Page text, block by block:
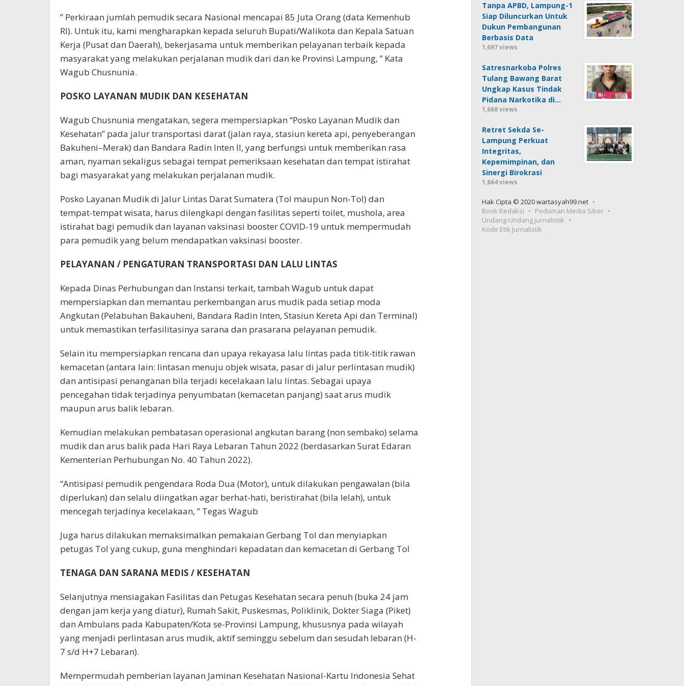
” Perkiraan jumlah pemudik secara Nasional mencapai 85 Juta Orang (data Kemenhub
RI). Untuk itu, kami mengharapkan kepada seluruh Bupati/Walikota dan Kepala Satuan
Kerja (Pusat dan Daerah), bekerjasama untuk memberikan pelayanan terbaik kepada
masyarakat yang melakukan perjalanan mudik dari dan ke Provinsi Lampung, ” Kata
Wagub Chusnunia.
POSKO LAYANAN MUDIK DAN KESEHATAN
Wagub Chusnunia mengatakan, segera mempersiapkan “Posko Layanan Mudik dan
Kesehatan” pada jalur transportasi darat (jalan raya, stasiun kereta api, penyeberangan
Bakuheni–Merak) dan Bandara Radin Inten II, yang berfungsi untuk memberikan rasa
aman, nyaman sekaligus sebagai tempat pemeriksaan kesehatan dan tempat istirahat
bagi masyarakat yang melakukan perjalanan mudik.
Posko Layanan Mudik di Jalur Lintas Darat Sumatera (Tol maupun Non-Tol) dan
tempat-tempat wisata, harus dilengkapi dengan fasilitas seperti toilet, mushola, area
istirahat bagi pemudik dan layanan vaksinasi booster COVID-19 untuk mempermudah
para pemudik yang belum mendapatkan vaksinasi booster.
PELAYANAN / PENGATURAN TRANSPORTASI DAN LALU LINTAS
Kepada Dinas Perhubungan dan Instansi terkait, tambah Wagub untuk dapat
mempersiapkan dan memantau perkembangan arus mudik pada setiap moda
Angkutan (Pelabuhan Bakauheni, Bandara Radin Inten, Stasiun Kereta Api dan Terminal)
untuk memastikan terfasilitasinya sarana dan prasarana pelayanan pemudik.
Selain itu mempersiapkan rencana dan upaya rekayasa lalu lintas pada titik-titik rawan
kemacetan (antara lain: lintasan menuju objek wisata, pasar di jalur perlintasan mudik)
dan antisipasi penanganan bila terjadi kecelakaan lalu lintas. Sebagai upaya
pencegahan tidak terjadinya penyumbatan (kemacetan panjang) saat arus mudik
maupun arus balik lebaran.
Kemudian melakukan pembatasan operasional angkutan barang (non sembako) selama
mudik dan arus balik pada Hari Raya Lebaran Tahun 2022 (berdasarkan Surat Edaran
Kementerian Perhubungan No. 40 Tahun 2022).
“Antisipasi pemudik pengendara Roda Dua (Motor), untuk dilakukan pengawalan (bila
diperlukan) dan selalu diingatkan agar berhat-hati, beristirahat (bila lelah), untuk
mencegah terjadinya kecelakaan, ” Tegas Wagub
Juga harus dilakukan memaksimalkan pemakaian Gerbang Tol dan menyiapkan
petugas Tol yang cukup, guna menghindari kepadatan dan kemacetan di Gerbang Tol
TENAGA DAN SARANA MEDIS / KESEHATAN
Selanjutnya mensiagakan Fasilitas dan Petugas Kesehatan secara penuh (buka 24 jam
dengan jam kerja yang diatur), Rumah Sakit, Puskesmas, Poliklinik, Dokter Siaga (Piket)
dan Ambulans pada Kabupaten/Kota se-Provinsi Lampung, khususnya pada wilayah
yang menjadi perlintasan arus mudik, aktif seminggu sebelum dan sesudah lebaran (H-
7 s/d H+7 Lebaran).
Mempermudah pemberian layanan Jaminan Kesehatan Nasional-Kartu Indonesia Sehat
Tanpa APBD, Lampung-1
Siap Diluncurkan Untuk
Dukun Pembangunan
Berbasis Data
1,697 views
Satresnarkoba Polres
Tulang Bawang Barat
Ungkap Kasus Tindak
Pidana Narkotika di…
1,668 views
Retret Sekda Se-
Lampung Perkuat
Integritas,
Kepemimpinan, dan
Sinergi Birokrasi
1,664 views
Hak Cipta © 2020 wartasyah99.net
Book Redaksi
Pedoman Media Siber
Undang-Undang Jurnalistik
Kode Etik Jurnalistik